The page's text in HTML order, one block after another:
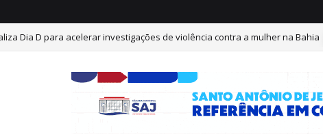
Dia D para acelerar investigações de violência contra a mulher na Bahia